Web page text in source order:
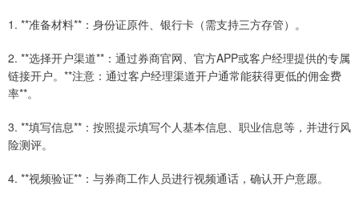
1. **准备材料**：身份证原件、银行卡（需支持三方存管）。
2. **选择开户渠道**：通过券商官网、官方APP或客户经理提供的专属
链接开户。**注意：通过客户经理渠道开户通常能获得更低的佣金费
率**。
3. **填写信息**：按照提示填写个人基本信息、职业信息等，并进行风
险测评。
4. **视频验证**：与券商工作人员进行视频通话，确认开户意愿。